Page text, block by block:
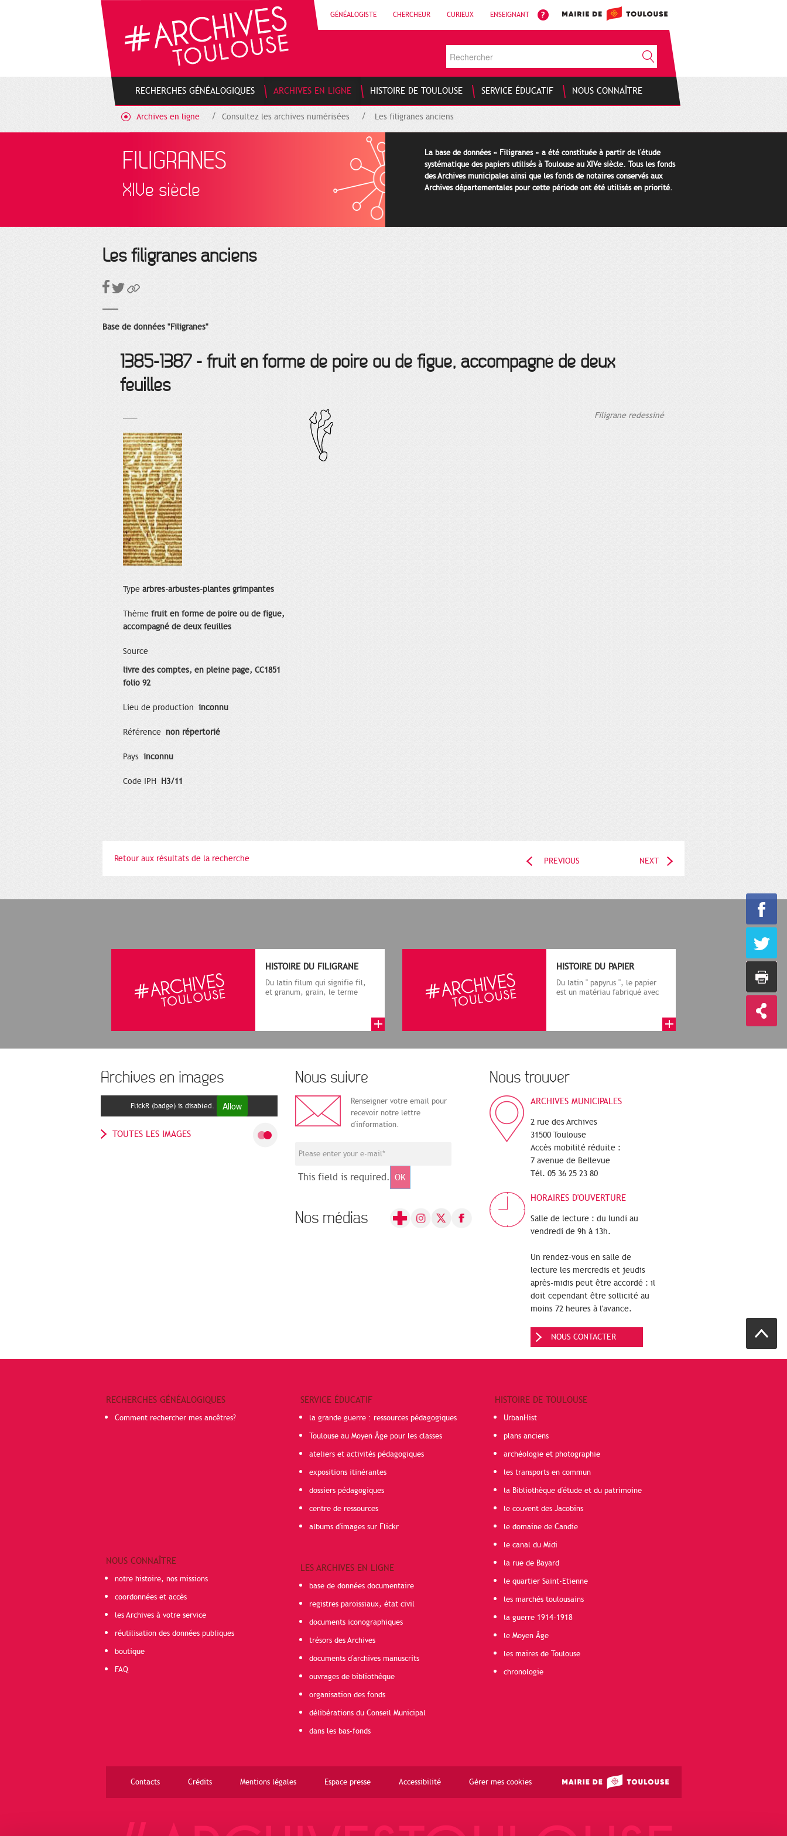
GÉNÉALOGISTE CHERCHEUR CURIEUX ENSEIGNANT
RECHERCHES GÉNÉALOGIQUES ARCHIVES EN LIGNE HISTOIRE DE TOULOUSE SERVICE ÉDUCATIF NOUS CONNAÎTRE
Archives en ligne Consultez les archives numérisées Les filigranes anciens
FILIGRANES
XIVe siècle
La base de données « Filigranes » a été constituée à partir de l'étude
systématique des papiers utilisés à Toulouse au XIVe siècle. Tous les fonds
des Archives municipales ainsi que les fonds de notaires conservés aux
Archives départementales pour cette période ont été utilisés en priorité.
Les filigranes anciens
Base de données "Filigranes"
1385-1387 - fruit en forme de poire ou de figue, accompagné de deux
feuilles
Type arbres-arbustes-plantes grimpantes
Thème fruit en forme de poire ou de figue,
accompagné de deux feuilles
Source
livre des comptes, en pleine page, CC1851
folio 92
Lieu de production inconnu
Référence non répertorié
Pays inconnu
Code IPH H3/11
Filigrane redessiné
Retour aux résultats de la recherche PREVIOUS NEXT
HISTOIRE DU FILIGRANE
Du latin filum qui signifie fil,
et granum, grain, le terme
HISTOIRE DU PAPIER
Du latin " papyrus ", le papier
est un matériau fabriqué avec
Archives en images
FlickR (badge) is disabled. Allow
TOUTES LES IMAGES
Nous suivre
Renseigner votre email pour
recevoir notre lettre
d'information.
This field is required. OK
Nos médias
Nous trouver
ARCHIVES MUNICIPALES
2 rue des Archives
31500 Toulouse
Accès mobilité réduite :
7 avenue de Bellevue
Tél. 05 36 25 23 80
HORAIRES D'OUVERTURE
Salle de lecture : du lundi au
vendredi de 9h à 13h.
Un rendez-vous en salle de
lecture les mercredis et jeudis
après-midis peut être accordé : il
doit cependant être sollicité au
moins 72 heures à l'avance.
NOUS CONTACTER
RECHERCHES GÉNÉALOGIQUES
Comment rechercher mes ancêtres?
NOUS CONNAÎTRE
notre histoire, nos missions
coordonnées et accès
les Archives à votre service
réutilisation des données publiques
boutique
FAQ
SERVICE ÉDUCATIF
la grande guerre : ressources pédagogiques
Toulouse au Moyen Âge pour les classes
ateliers et activités pédagogiques
expositions itinérantes
dossiers pédagogiques
centre de ressources
albums d'images sur Flickr
LES ARCHIVES EN LIGNE
base de données documentaire
registres paroissiaux, état civil
documents iconographiques
trésors des Archives
documents d'archives manuscrits
ouvrages de bibliothèque
organisation des fonds
délibérations du Conseil Municipal
dans les bas-fonds
HISTOIRE DE TOULOUSE
UrbanHist
plans anciens
archéologie et photographie
les transports en commun
la Bibliothèque d'étude et du patrimoine
le couvent des Jacobins
le domaine de Candie
le canal du Midi
la rue de Bayard
le quartier Saint-Etienne
les marchés toulousains
la guerre 1914-1918
le Moyen Âge
les maires de Toulouse
chronologie
Contacts Crédits Mentions légales Espace presse Accessibilité Gérer mes cookies
Cookies management panel